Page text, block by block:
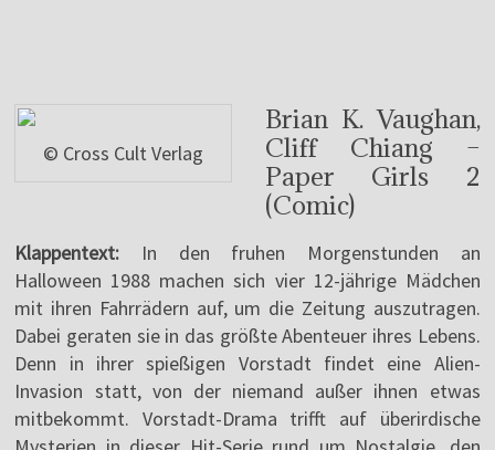
© Cross Cult Verlag
Brian K. Vaughan,
Cliff Chiang –
Paper Girls 2
(Comic)
Klappentext: In den fruhen Morgenstunden an
Halloween 1988 machen sich vier 12-jährige Mädchen
mit ihren Fahrrädern auf, um die Zeitung auszutragen.
Dabei geraten sie in das größte Abenteuer ihres Lebens.
Denn in ihrer spießigen Vorstadt findet eine Alien-
Invasion statt, von der niemand außer ihnen etwas
mitbekommt. Vorstadt-Drama trifft auf überirdische